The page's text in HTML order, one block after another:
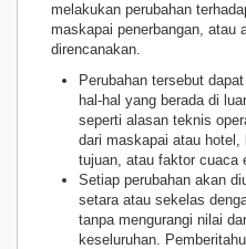
melakukan perubahan
maskapai penerbangan, atau
direncanakan.
Perubahan tersebut
hal-hal yang berada di
seperti alasan teknis
dari maskapai atau
tujuan, atau faktor cuaca
Setiap perubahan akan
setara atau sekelas
tanpa mengurangi nilai
keseluruhan.